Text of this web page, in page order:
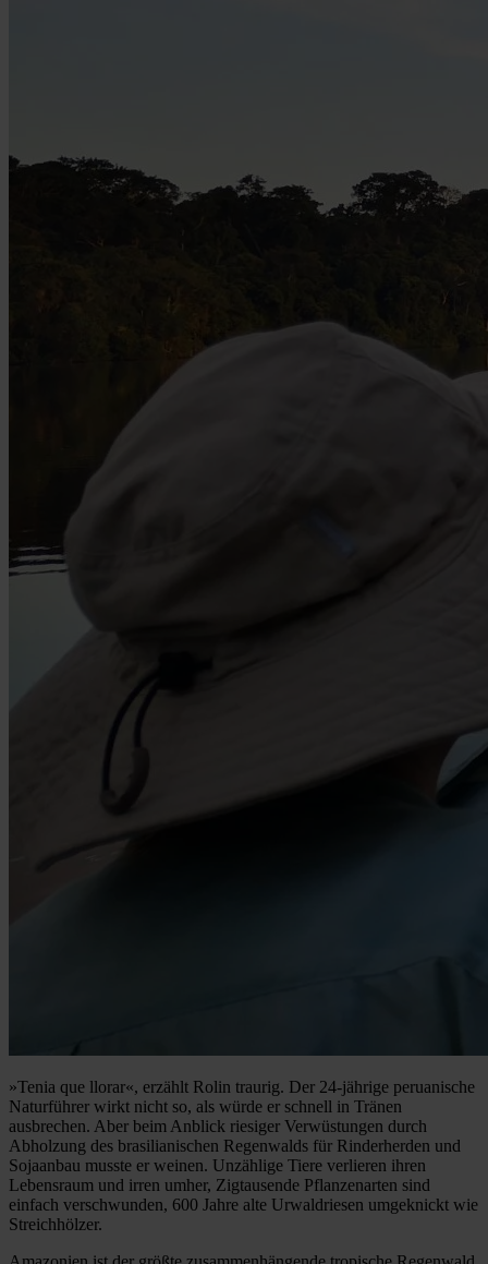
»Tenia que llorar«, erzählt Rolin traurig. Der 24-jährige peruanische
Naturführer wirkt nicht so, als würde er schnell in Tränen
ausbrechen. Aber beim Anblick riesiger Verwüstungen durch
Abholzung des brasilianischen Regenwalds für Rinderherden und
Sojaanbau musste er weinen. Unzählige Tiere verlieren ihren
Lebensraum und irren umher, Zigtausende Pflanzenarten sind
einfach verschwunden, 600 Jahre alte Urwaldriesen umgeknickt wie
Streichhölzer.